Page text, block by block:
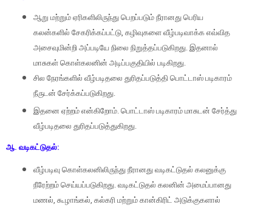
ஆறு மற்றும் ஏரிகளிலிருந்து பெறப்படும் நீரானது பெரிய
கலன்களில் சேகரிக்கப்பட்டு கழிவுகளை வீழ்படிவாக்க எவ்வித
அசைவுமின்றி அப்படியே நிலை நிறுத்தப்படுகிறது. இதனால்
மாசுகள் கொள்கலனின் அடிப்பகுதியில் படிகிறது.
சில நேரங்களில் வீழ்படிதலை துரிதப்படுத்தி பொட்டாஸ் படிகாரம்
நீருடன் சேர்க்கப்படுகிறது.
இதனை ஏற்றம் என்கிறோம். பொட்டாஸ் படிகாரம் மாசுடன் சேர்த்து
வீழ்படிதலை துரிதப்படுத்துகிறது.
ஆ. வடிகட்டுதல்:
வீழ்படிவு கொள்கலனிலிருந்து நீரானது வடிகட்டுதல் கலனுக்கு
நீரேற்றம் செய்யப்படுகிறது. வடிகட்டுதல் கலனின் அமைப்பானது
மணல், கூழாங்கல், கல்கரி மற்றும் கான்கிரிட் அடுக்குகளால்